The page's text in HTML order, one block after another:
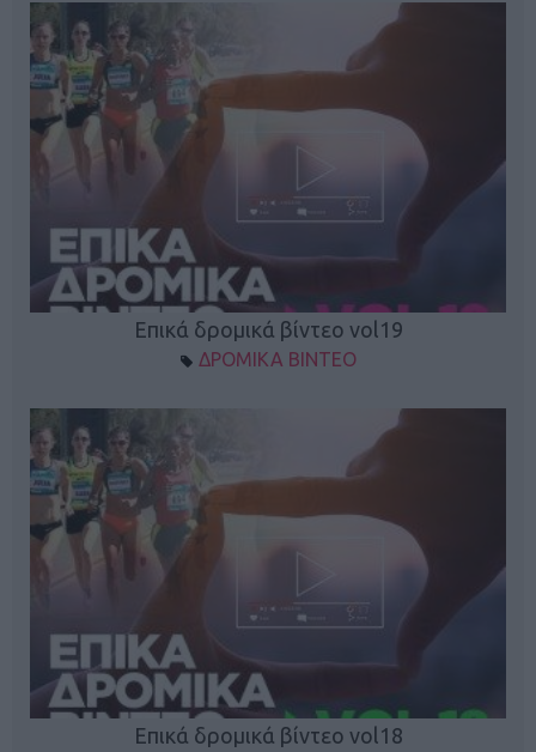
Επικά δρομικά βίντεο vol19
ΔΡΟΜΙΚΑ ΒΙΝΤΕΟ
Επικά δρομικά βίντεο vol18